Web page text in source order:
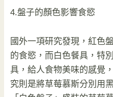
4.盤子的顏色影響食慾
國外一項研究發現，紅色
的食慾，而白色餐具，特
具，給人食物美味的感覺
究則是將草莓慕斯分別用